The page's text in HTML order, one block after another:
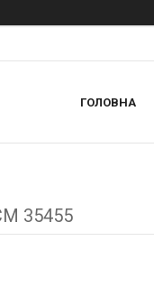
ГОЛОВНА
35455